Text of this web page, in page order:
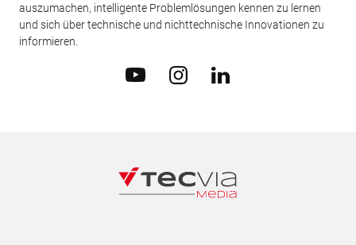
auszumachen, intelligente Problemlösungen kennen zu lernen
und sich über technische und nichttechnische Innovationen zu
informieren.